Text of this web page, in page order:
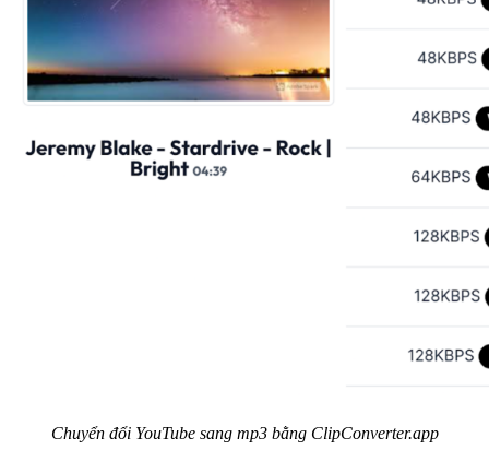
Chuyển đổi YouTube sang mp3 bằng ClipConverter.app